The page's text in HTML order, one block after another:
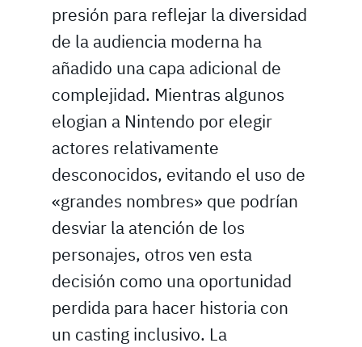
presión para reflejar la diversidad
de la audiencia moderna ha
añadido una capa adicional de
complejidad. Mientras algunos
elogian a Nintendo por elegir
actores relativamente
desconocidos, evitando el uso de
«grandes nombres» que podrían
desviar la atención de los
personajes, otros ven esta
decisión como una oportunidad
perdida para hacer historia con
un casting inclusivo. La